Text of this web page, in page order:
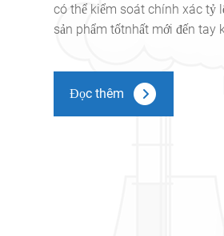
có thể kiểm soát chính xác tỷ
sản phẩm tốtnhất mới đến tay
Đọc thêm